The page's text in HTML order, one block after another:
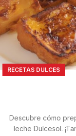
RECETAS DULCES
Descubre cómo
leche Dulcesol.